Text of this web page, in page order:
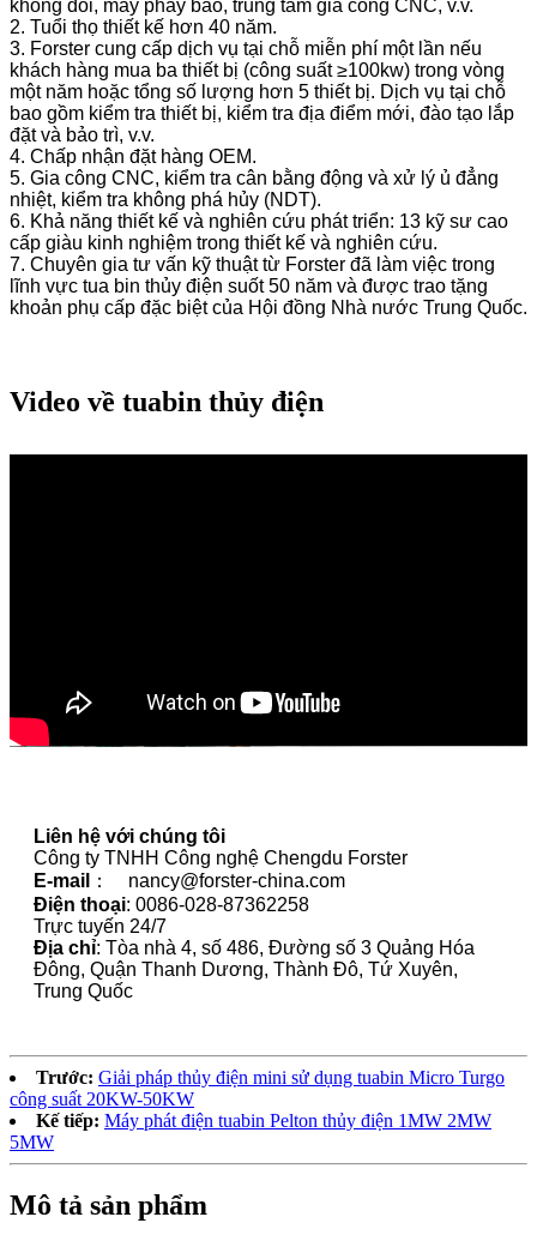
không đổi, máy phay bào, trung tâm gia công CNC, v.v.
2. Tuổi thọ thiết kế hơn 40 năm.
3. Forster cung cấp dịch vụ tại chỗ miễn phí một lần nếu
khách hàng mua ba thiết bị (công suất ≥100kw) trong vòng
một năm hoặc tổng số lượng hơn 5 thiết bị. Dịch vụ tại chỗ
bao gồm kiểm tra thiết bị, kiểm tra địa điểm mới, đào tạo lắp
đặt và bảo trì, v.v.
4. Chấp nhận đặt hàng OEM.
5. Gia công CNC, kiểm tra cân bằng động và xử lý ủ đẳng
nhiệt, kiểm tra không phá hủy (NDT).
6. Khả năng thiết kế và nghiên cứu phát triển: 13 kỹ sư cao
cấp giàu kinh nghiệm trong thiết kế và nghiên cứu.
7. Chuyên gia tư vấn kỹ thuật từ Forster đã làm việc trong
lĩnh vực tua bin thủy điện suốt 50 năm và được trao tặng
khoản phụ cấp đặc biệt của Hội đồng Nhà nước Trung Quốc.
Video về tuabin thủy điện
Liên hệ với chúng tôi
Công ty TNHH Công nghệ Chengdu Forster
E-mail
： nancy@forster-china.com
Điện thoại: 0086-028-87362258
Trực tuyến 24/7
Địa chỉ: Tòa nhà 4, số 486, Đường số 3 Quảng Hóa
Đông, Quận Thanh Dương, Thành Đô, Tứ Xuyên,
Trung Quốc
Trước: Giải pháp thủy điện mini sử dụng tuabin Micro Turgo
công suất 20KW-50KW
Kế tiếp: Máy phát điện tuabin Pelton thủy điện 1MW 2MW
5MW
Mô tả sản phẩm